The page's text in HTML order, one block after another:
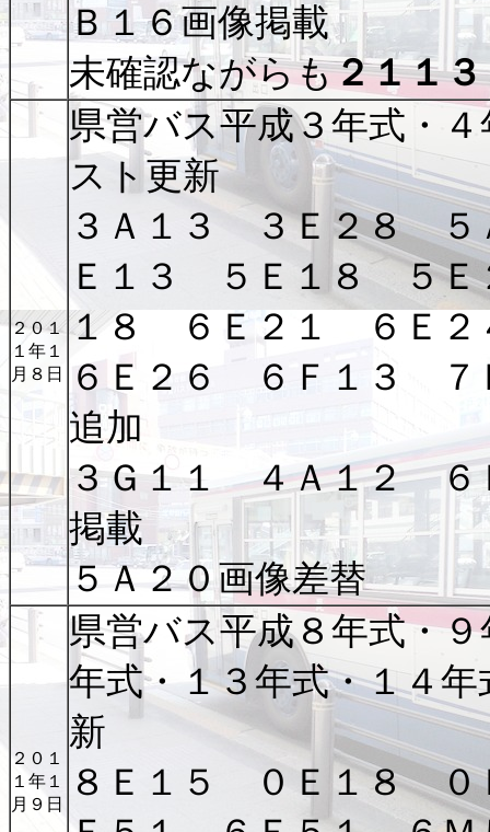
Ｂ１６画像掲載
未確認ながらも２１１
２０１
１年１
月８日
県営バス平成３年式・
スト更新
３Ａ１３ ３Ｅ２８
Ｅ１３ ５Ｅ１８ ５
１８ ６Ｅ２１ ６Ｅ
６Ｅ２６ ６Ｆ１３
追加
３Ｇ１１ ４Ａ１２ ６
掲載
５Ａ２０画像差替
２０１
１年１
月９日
県営バス平成８年式・
年式・１３年式・１４
新
８Ｅ１５ ０Ｅ１８